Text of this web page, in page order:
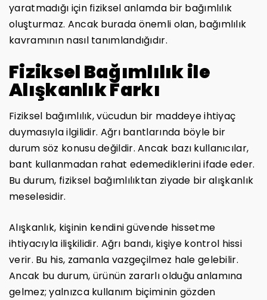
yaratmadığı için fiziksel anlamda bir bağımlılık
oluşturmaz. Ancak burada önemli olan, bağımlılık
kavramının nasıl tanımlandığıdır.
Fiziksel Bağımlılık ile
Alışkanlık Farkı
Fiziksel bağımlılık, vücudun bir maddeye ihtiyaç
duymasıyla ilgilidir. Ağrı bantlarında böyle bir
durum söz konusu değildir. Ancak bazı kullanıcılar,
bant kullanmadan rahat edemediklerini ifade eder.
Bu durum, fiziksel bağımlılıktan ziyade bir alışkanlık
meselesidir.
Alışkanlık, kişinin kendini güvende hissetme
ihtiyacıyla ilişkilidir. Ağrı bandı, kişiye kontrol hissi
verir. Bu his, zamanla vazgeçilmez hale gelebilir.
Ancak bu durum, ürünün zararlı olduğu anlamına
gelmez; yalnızca kullanım biçiminin gözden